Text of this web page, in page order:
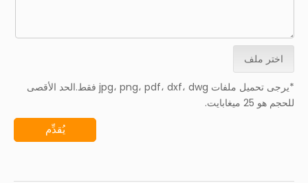
اختر ملف
*يرجى تحميل ملفات jpg، png، pdf، dxf، dwg فقط.الحد الأقصى
للحجم هو 25 ميغابايت.
يُقدِّم